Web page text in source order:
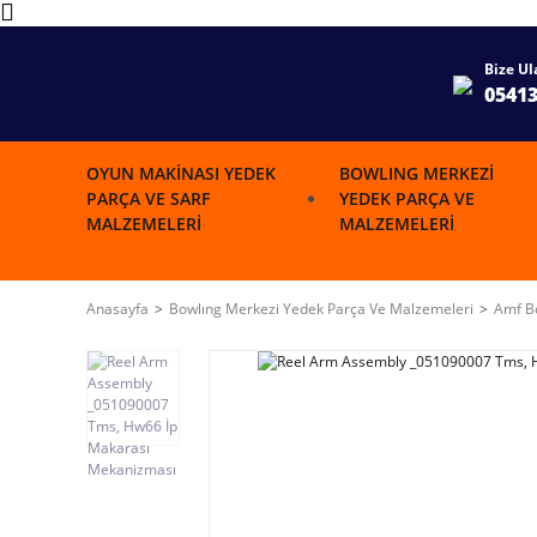
Bize
OYUN MAKINASI YEDEK
PARÇA VE SARF
MALZEMELERI
BOWLING MERKEZI
YEDEK PARÇA VE
MALZEMELERI
Anasayfa Bowlıng Merkezi Yedek Parça Ve Malzemeleri Amf